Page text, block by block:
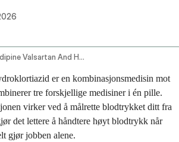
Amlodipine Valsartan And Hydrochlorothiazide Oral Route
er en kombinasjonsmedisin mot
tre forskjellige medisiner i én pille.
virker ved å målrette blodtrykket ditt fra
det lettere å håndtere høyt blodtrykk når
gjør jobben alene.